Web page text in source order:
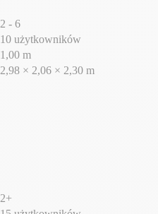
2 - 6
10 użytkowników
1,00 m
2,98 × 2,06 × 2,30 m
2+